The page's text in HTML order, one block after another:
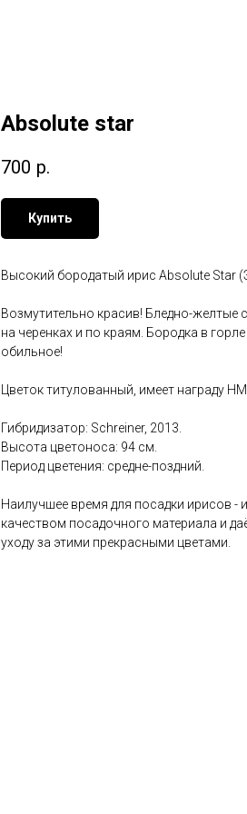
Absolute star
700 р.
Купить
Высокий бородатый ирис Absolute Star
Возмутительно красив! Бледно-
на черенках и по краям. Бородка в
обильное!
Цветок титулованный, имеет награду
Гибридизатор: Schreiner, 2013.
Высота цветоноса: 94 см.
Период цветения: средне-поздний.
Наилучшее время для посадки ирисов -
качеством посадочного материала и
уходу за этими прекрасными цветами.